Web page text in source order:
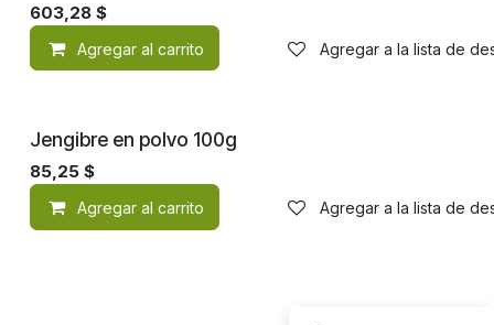
603,28 $
Agregar al carrito Agregar a la lista de
Jengibre en polvo 100g
85,25 $
Agregar al carrito Agregar a la lista de